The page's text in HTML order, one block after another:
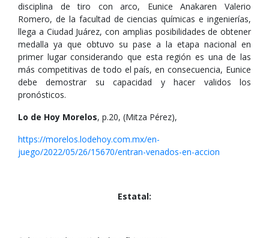
disciplina de tiro con arco, Eunice Anakaren Valerio
Romero, de la facultad de ciencias químicas e ingenierías,
llega a Ciudad Juárez, con amplias posibilidades de obtener
medalla ya que obtuvo su pase a la etapa nacional en
primer lugar considerando que esta región es una de las
más competitivas de todo el país, en consecuencia, Eunice
debe demostrar su capacidad y hacer validos los
pronósticos.
Lo de Hoy Morelos, p.20, (Mitza Pérez),
https://morelos.lodehoy.com.mx/en-
juego/2022/05/26/15670/entran-venados-en-accion
Estatal: